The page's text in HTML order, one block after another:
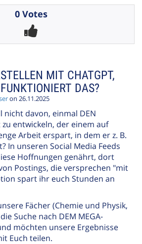
0 Votes
MIT CHATGPT,
DAS?
on 26.11.2025
davon, einmal DEN
entwickeln, der einem auf
Arbeit erspart, in dem er z. B.
In unseren Social Media Feeds
Hoffnungen genährt, dort
Postings, die versprechen "mit
spart ihr euch Stunden an
Fächer (Chemie und Physik,
Suche nach DEM MEGA-
möchten unsere Ergebnisse
Euch teilen.